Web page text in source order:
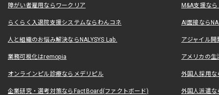
障がい者雇用ならワークリア M&A支援な
らくらく入退院支援システムならわんコネ AI面接なら
人と組織のお悩み解決ならNALYSYS Lab. アジャイル
業務可視化はremopia アメリカの
オンラインピル診療ならメデリピル 外国人採用
企業研究・選考対策ならFactBoard(ファクトボード) 外国人派遣な